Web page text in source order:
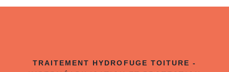
TRAITEMENT HYDROFUGE TOITURE -